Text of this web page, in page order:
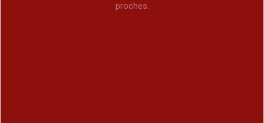
proches.